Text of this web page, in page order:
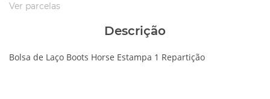
Ver parcelas
Descrição
Bolsa de Laço Boots Horse Estampa 1 Repartição